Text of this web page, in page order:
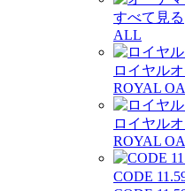
すべて見る
ALL
ロイヤル
ROYAL
ロイヤル
ROYAL
CODE